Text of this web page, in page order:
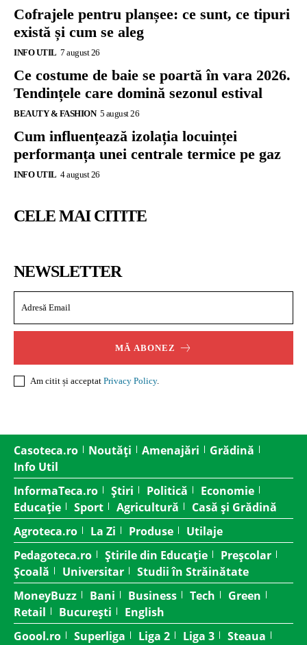
Cofrajele pentru planșee: ce sunt, ce tipuri
există și cum se aleg
INFO UTIL 7 august 26
Ce costume de baie se poartă în vara 2026.
Tendințele care domină sezonul estival
BEAUTY & FASHION 5 august 26
Cum influențează izolația locuinței
performanța unei centrale termice pe gaz
INFO UTIL 4 august 26
CELE MAI CITITE
NEWSLETTER
MĂ ABONEZ
Am citit și acceptat Privacy Policy.
Casoteca.ro Noutăți Amenajări
Grădină
Info Util
InformaTeca.ro
Știri Politică
Economie
Educație
Sport Agricultură
Casă și Grădină
Agroteca.ro
La Zi Produse
Utilaje
Pedagoteca.ro
Știrile din Educație
Preșcolar
Școală
Universitar
Studii în Străinătate
MoneyBuzz
Bani Business Tech
Green
Retail
București
English
Goool.ro
Superliga Liga 2 Liga 3 Steaua